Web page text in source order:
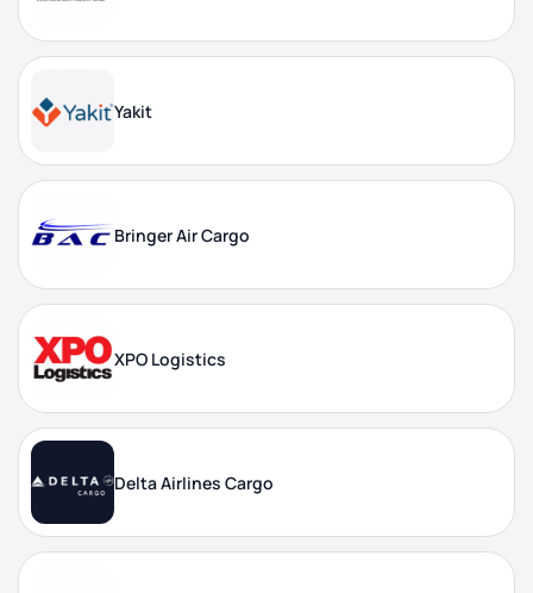
Yakit
Bringer Air Cargo
XPO Logistics
Delta Airlines Cargo